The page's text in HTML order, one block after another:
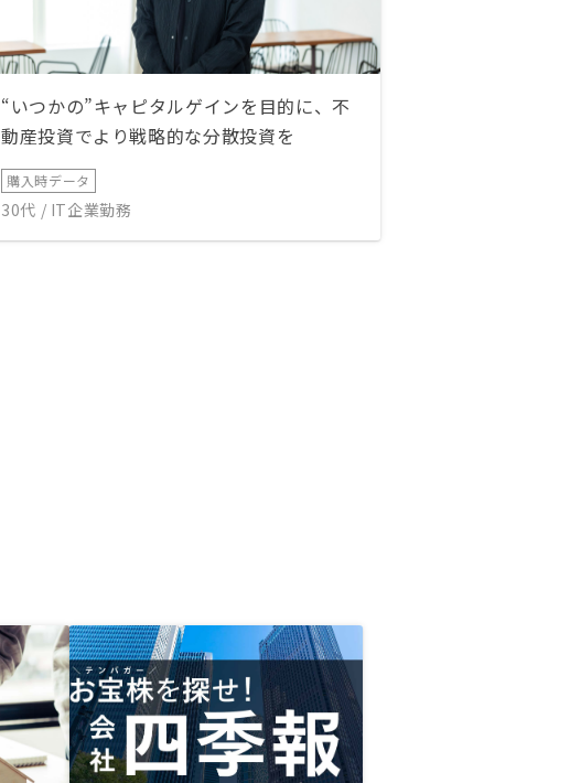
“いつかの”キャピタルゲインを目的に、不
動産投資でより戦略的な分散投資を
購入時データ
30代 / IT企業勤務